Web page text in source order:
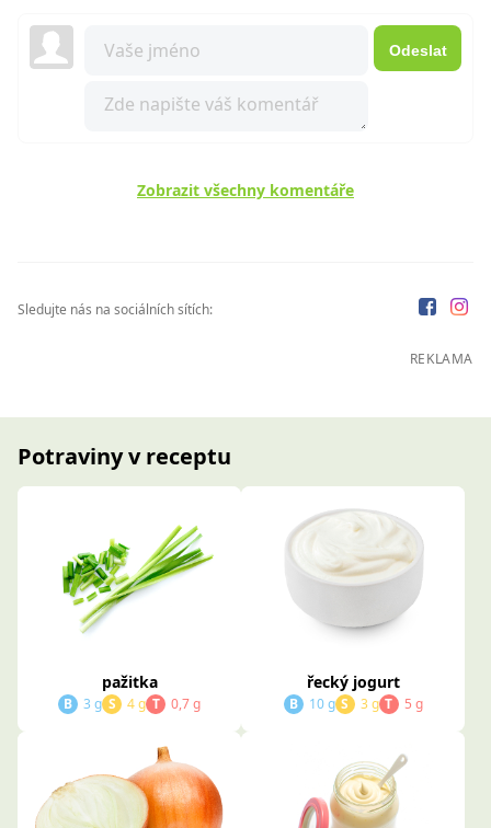
Odeslat
Zobrazit všechny komentáře
Sledujte nás na sociálních sítích:
REKLAMA
Potraviny v receptu
pažitka
B 3 g S 4 g T 0,7 g
řecký jogurt
B 10 g S 3 g T 5 g